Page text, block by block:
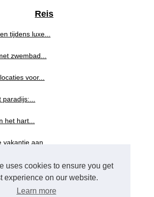
uses cookies to ensure you get
experience on our website.
Learn more
Reis
tijdens luxe...
zwembad...
voor...
het hart...
aan...
in...
Toerisme